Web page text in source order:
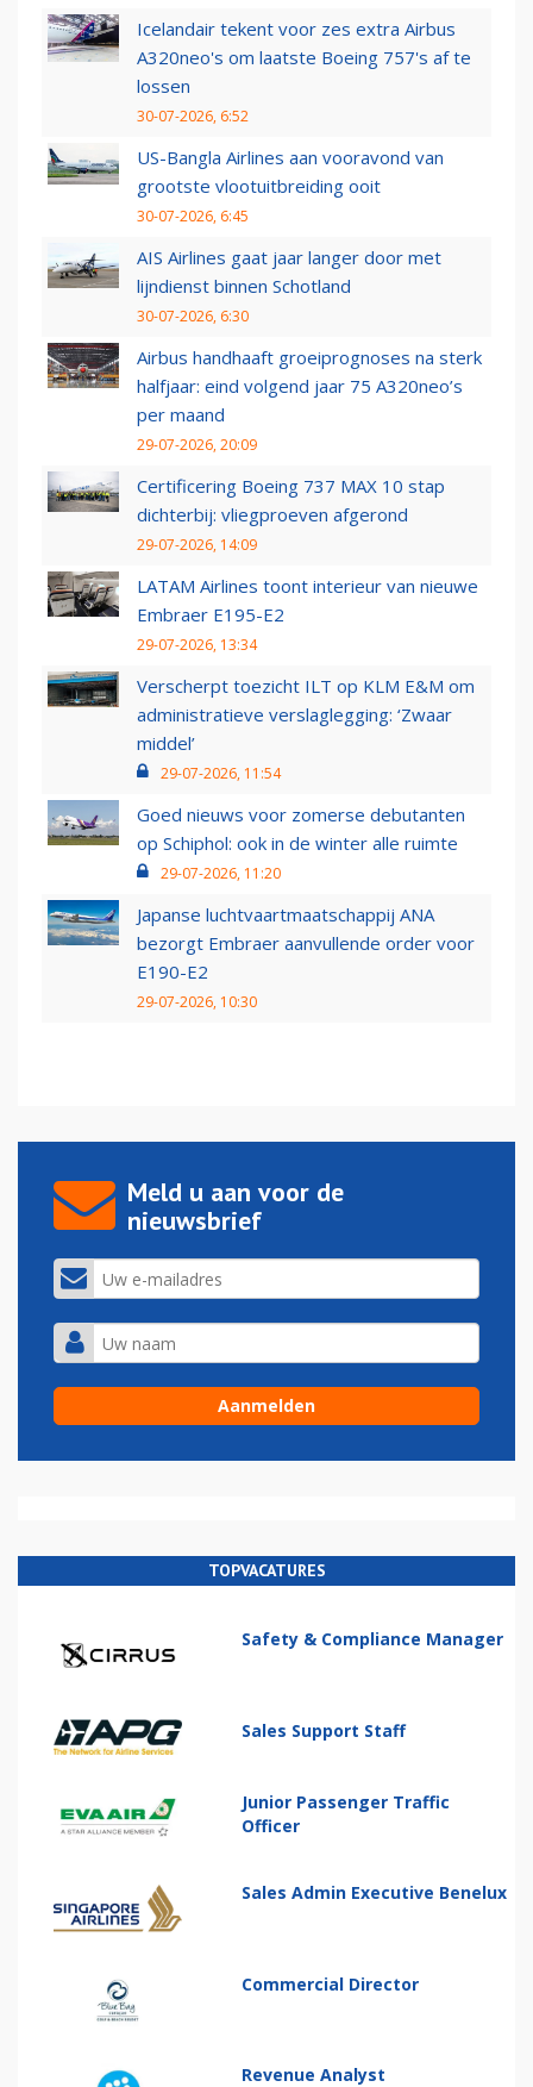
Icelandair tekent voor zes extra Airbus
A320neo's om laatste Boeing 757's af te
lossen
30-07-2026, 6:52
US-Bangla Airlines aan vooravond van
grootste vlootuitbreiding ooit
30-07-2026, 6:45
AIS Airlines gaat jaar langer door met
lijndienst binnen Schotland
30-07-2026, 6:30
Airbus handhaaft groeiprognoses na sterk
halfjaar: eind volgend jaar 75 A320neo’s
per maand
29-07-2026, 20:09
Certificering Boeing 737 MAX 10 stap
dichterbij: vliegproeven afgerond
29-07-2026, 14:09
LATAM Airlines toont interieur van nieuwe
Embraer E195-E2
29-07-2026, 13:34
Verscherpt toezicht ILT op KLM E&M om
administratieve verslaglegging: ‘Zwaar
middel’
29-07-2026, 11:54
Goed nieuws voor zomerse debutanten
op Schiphol: ook in de winter alle ruimte
29-07-2026, 11:20
Japanse luchtvaartmaatschappij ANA
bezorgt Embraer aanvullende order voor
E190-E2
29-07-2026, 10:30
Meld u aan voor de
nieuwsbrief
TOPVACATURES
Safety & Compliance Manager
Sales Support Staff
Junior Passenger Traffic
Officer
Sales Admin Executive Benelux
Commercial Director
Revenue Analyst